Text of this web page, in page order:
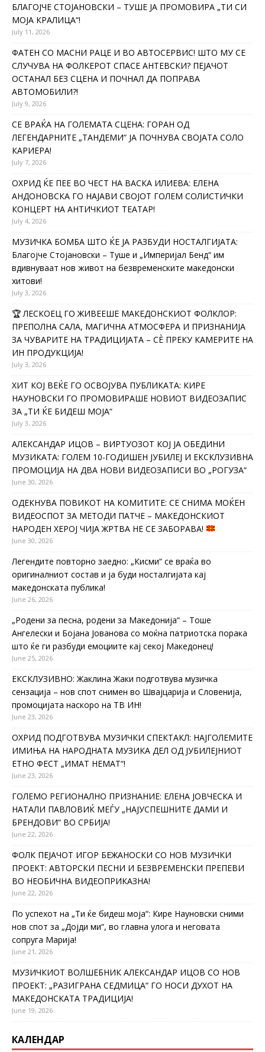
БЛАГОЈЧЕ СТОЈАНОВСКИ – ТУШЕ ЈА ПРОМОВИРА „ТИ СИ
МОЈА КРАЛИЦА“!
July 11, 2026
ФАТЕН СО МАСНИ РАЦЕ И ВО АВТОСЕРВИС! ШТО МУ СЕ
СЛУЧУВА НА ФОЛКЕРОТ СПАСЕ АНТЕВСКИ? ПЕЈАЧОТ
ОСТАНАЛ БЕЗ СЦЕНА И ПОЧНАЛ ДА ПОПРАВА
АВТОМОБИЛИ?!
July 9, 2026
СЕ ВРАЌА НА ГОЛЕМАТА СЦЕНА: ГОРАН ОД
ЛЕГЕНДАРНИТЕ „ТАНДЕМИ“ ЈА ПОЧНУВА СВОЈАТА СОЛО
КАРИЕРА!
July 7, 2026
ОХРИД ЌЕ ПЕЕ ВО ЧЕСТ НА ВАСКА ИЛИЕВА: ЕЛЕНА
АНДОНОВСКА ГО НАЈАВИ СВОЈОТ ГОЛЕМ СОЛИСТИЧКИ
КОНЦЕРТ НА АНТИЧКИОТ ТЕАТАР!
July 4, 2026
МУЗИЧКА БОМБА ШТО ЌЕ ЈА РАЗБУДИ НОСТАЛГИЈАТА:
Благојче Стојановски – Туше и „Империјал Бенд“ им
вдивнуваат нов живот на безвременските македонски
хитови!
July 3, 2026
🏆 ЛЕСКОЕЦ ГО ЖИВЕЕШЕ МАКЕДОНСКИОТ ФОЛКЛОР:
ПРЕПОЛНА САЛА, МАГИЧНА АТМОСФЕРА И ПРИЗНАНИЈА
ЗА ЧУВАРИТЕ НА ТРАДИЦИЈАТА – СÈ ПРЕКУ КАМЕРИТЕ НА
ИН ПРОДУКЦИЈА!
July 3, 2026
ХИТ КОЈ ВЕЌЕ ГО ОСВОЈУВА ПУБЛИКАТА: КИРЕ
НАУНОВСКИ ГО ПРОМОВИРАШЕ НОВИОТ ВИДЕОЗАПИС
ЗА „ТИ ЌЕ БИДЕШ МОЈА“
July 3, 2026
АЛЕКСАНДАР ИЦОВ – ВИРТУОЗОТ КОЈ ЈА ОБЕДИНИ
МУЗИКАТА: ГОЛЕМ 10-ГОДИШЕН ЈУБИЛЕЈ И ЕКСКЛУЗИВНА
ПРОМОЦИЈА НА ДВА НОВИ ВИДЕОЗАПИСИ ВО „РОГУЗА“
June 30, 2026
ОДЕКНУВА ПОВИКОТ НА КОМИТИТЕ: СЕ СНИМА МОЌЕН
ВИДЕОСПОТ ЗА МЕТОДИ ПАТЧЕ – МАКЕДОНСКИОТ
НАРОДЕН ХЕРОЈ ЧИЈА ЖРТВА НЕ СЕ ЗАБОРАВА!
June 30, 2026
Легендите повторно заедно: „Кисми“ се враќа во
оригиналниот состав и ја буди носталгијата кај
македонската публика!
June 26, 2026
„Родени за песна, родени за Македонија“ – Тоше
Ангелески и Бојана Јованова со моќна патриотска порака
што ќе ги разбуди емоциите кај секој Македонец!
June 25, 2026
ЕКСКЛУЗИВНО: Жаклина Жаки подготвува музичка
сензација – нов спот снимен во Швајцарија и Словенија,
промоцијата наскоро на ТВ ИН!
June 23, 2026
ОХРИД ПОДГОТВУВА МУЗИЧКИ СПЕКТАКЛ: НАЈГОЛЕМИТЕ
ИМИЊА НА НАРОДНАТА МУЗИКА ДЕЛ ОД ЈУБИЛЕЈНИОТ
ЕТНО ФЕСТ „ИМАТ НЕМАТ“!
June 23, 2026
ГОЛЕМО РЕГИОНАЛНО ПРИЗНАНИЕ: ЕЛЕНА ЈОВЧЕСКА И
НАТАЛИ ПАВЛОВИЌ МЕЃУ „НАЈУСПЕШНИТЕ ДАМИ И
БРЕНДОВИ“ ВО СРБИЈА!
June 22, 2026
ФОЛК ПЕЈАЧОТ ИГОР БЕЖАНОСКИ СО НОВ МУЗИЧКИ
ПРОЕКТ: АВТОРСКИ ПЕСНИ И БЕЗВРЕМЕНСКИ ПРЕПЕВИ
ВО НЕОБИЧНА ВИДЕОПРИКАЗНА!
June 22, 2026
По успехот на „Ти ќе бидеш моја“: Кире Науновски сними
нов спот за „Дојди ми“, во главна улога и неговата
сопруга Марија!
June 21, 2026
МУЗИЧКИОТ ВОЛШЕБНИК АЛЕКСАНДАР ИЦОВ СО НОВ
ПРОЕКТ: „РАЗИГРАНА СЕДМИЦА“ ГО НОСИ ДУХОТ НА
МАКЕДОНСКАТА ТРАДИЦИЈА!
June 19, 2026
КАЛЕНДАР